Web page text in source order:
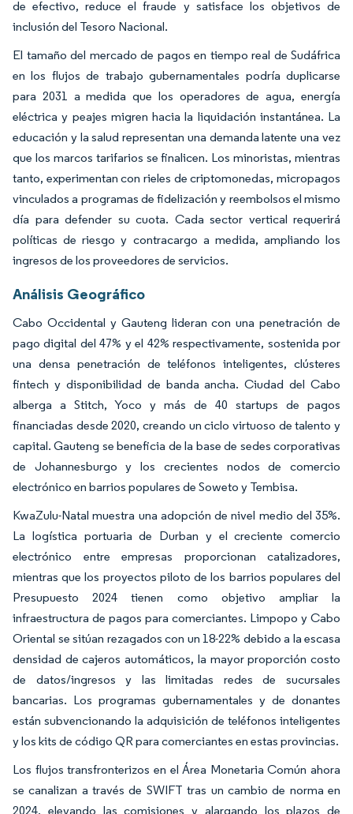
de efectivo, reduce el fraude y satisface los objetivos de
inclusión del Tesoro Nacional.
El tamaño del mercado de pagos en tiempo real de Sudáfrica
en los flujos de trabajo gubernamentales podría duplicarse
para 2031 a medida que los operadores de agua, energía
eléctrica y peajes migren hacia la liquidación instantánea. La
educación y la salud representan una demanda latente una vez
que los marcos tarifarios se finalicen. Los minoristas, mientras
tanto, experimentan con rieles de criptomonedas, micropagos
vinculados a programas de fidelización y reembolsos el mismo
día para defender su cuota. Cada sector vertical requerirá
políticas de riesgo y contracargo a medida, ampliando los
ingresos de los proveedores de servicios.
Análisis Geográfico
Cabo Occidental y Gauteng lideran con una penetración de
pago digital del 47% y el 42% respectivamente, sostenida por
una densa penetración de teléfonos inteligentes, clústeres
fintech y disponibilidad de banda ancha. Ciudad del Cabo
alberga a Stitch, Yoco y más de 40 startups de pagos
financiadas desde 2020, creando un ciclo virtuoso de talento y
capital. Gauteng se beneficia de la base de sedes corporativas
de Johannesburgo y los crecientes nodos de comercio
electrónico en barrios populares de Soweto y Tembisa.
KwaZulu-Natal muestra una adopción de nivel medio del 35%.
La logística portuaria de Durban y el creciente comercio
electrónico entre empresas proporcionan catalizadores,
mientras que los proyectos piloto de los barrios populares del
Presupuesto 2024 tienen como objetivo ampliar la
infraestructura de pagos para comerciantes. Limpopo y Cabo
Oriental se sitúan rezagados con un 18-22% debido a la escasa
densidad de cajeros automáticos, la mayor proporción costo
de datos/ingresos y las limitadas redes de sucursales
bancarias. Los programas gubernamentales y de donantes
están subvencionando la adquisición de teléfonos inteligentes
y los kits de código QR para comerciantes en estas provincias.
Los flujos transfronterizos en el Área Monetaria Común ahora
se canalizan a través de SWIFT tras un cambio de norma en
2024, elevando las comisiones y alargando los plazos de